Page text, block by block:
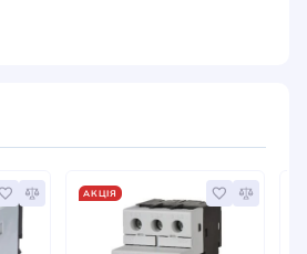
АКЦІЯ